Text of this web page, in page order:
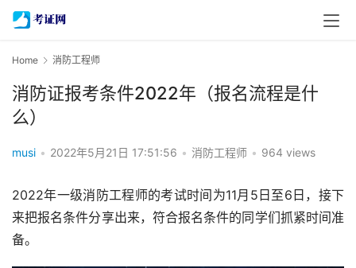
Home 消防工程师
消防证报考条件2022年（报名流程是什
么）
musi • 2022年5月21日 17:51:56 • 消防工程师 • 964 views
2022年一级消防工程师的考试时间为11月5日至6日，接下
来把报名条件分享出来，符合报名条件的同学们抓紧时间准
备。